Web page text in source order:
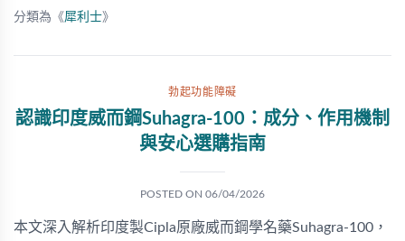
分類為《犀利士》
勃起功能障礙
認識印度威而鋼Suhagra-100：成分、作用機制
與安心選購指南
POSTED ON 06/04/2026
本文深入解析印度製Cipla原廠威而鋼學名藥Suhagra-100，